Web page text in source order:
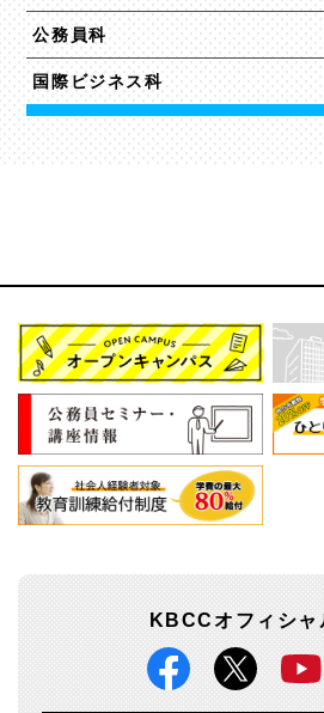
公務員科
国際ビジネス科
KBCCオフィシャ